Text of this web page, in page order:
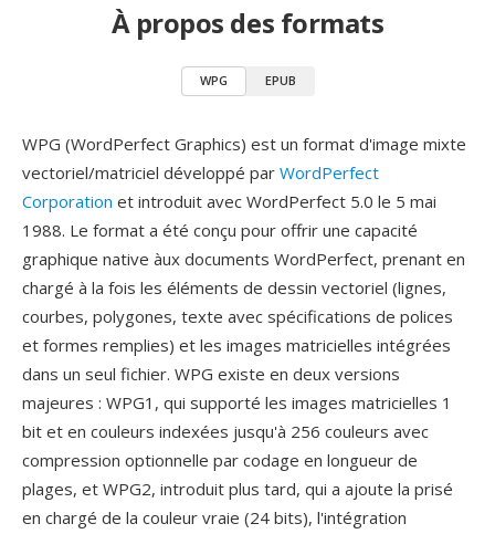
À propos des formats
WPG EPUB
WPG (WordPerfect Graphics) est un format d'image mixte
vectoriel/matriciel développé par WordPerfect
Corporation et introduit avec WordPerfect 5.0 le 5 mai
1988. Le format a été conçu pour offrir une capacité
graphique native àux documents WordPerfect, prenant en
chargé à la fois les éléments de dessin vectoriel (lignes,
courbes, polygones, texte avec spécifications de polices
et formes remplies) et les images matricielles intégrées
dans un seul fichier. WPG existe en deux versions
majeures : WPG1, qui supporté les images matricielles 1
bit et en couleurs indexées jusqu'à 256 couleurs avec
compression optionnelle par codage en longueur de
plages, et WPG2, introduit plus tard, qui a ajoute la prisé
en chargé de la couleur vraie (24 bits), l'intégration